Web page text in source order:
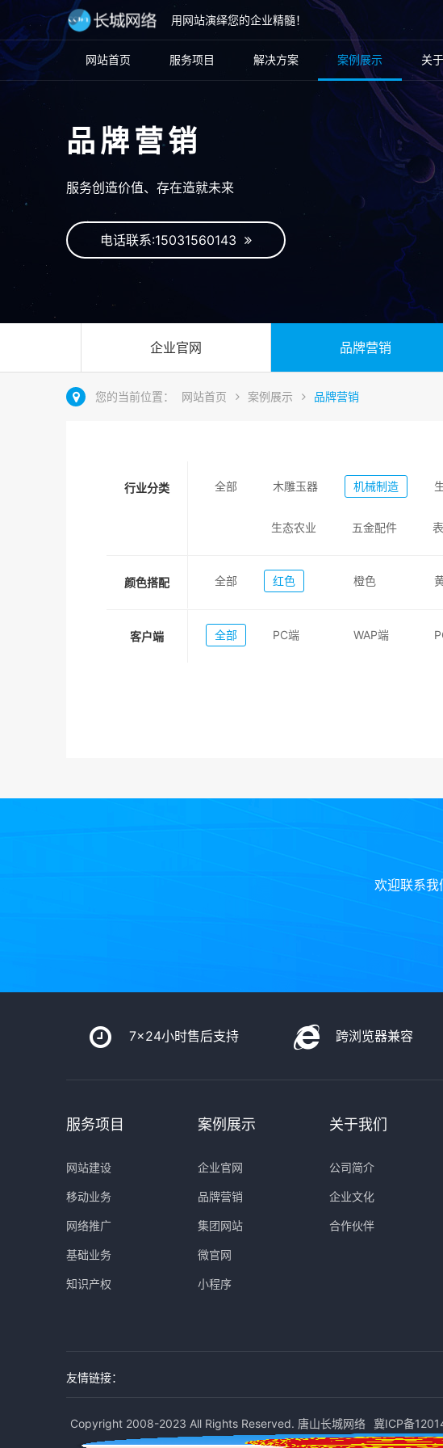
用网站演绎您的企业精髓！
网站首页 服务项目 解决方案 案例展示 关
品牌营销
服务创造价值、存在造就未来
电话联系:15031560143
企业官网 品牌营销
您的当前位置： 网站首页 案例展示 品牌营销
行业分类 全部 木雕玉器 机械制造
生态农业 五金配件
颜色搭配 全部 红色 橙色
客户端 全部 PC端 WAP端
欢迎联系我
7x24小时售后支持 跨浏览器兼容
服务项目
网站建设
移动业务
网络推广
基础业务
知识产权
案例展示
企业官网
品牌营销
集团网站
微官网
小程序
关于我们
公司简介
企业文化
合作伙伴
友情链接：
Copyright 2008-2023 All Rights Reserved. 唐山长城网络 冀ICP备